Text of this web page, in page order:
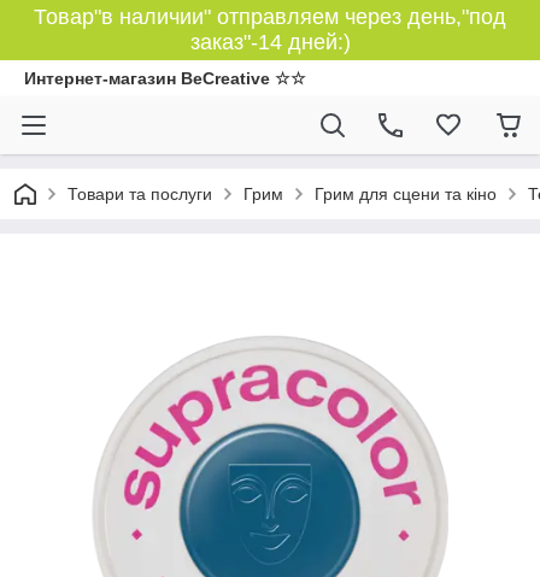
Товар"в наличии" отправляем через день,"под
заказ"-14 дней:)
Интернет-магазин BeCreative ☆☆
Товари та послуги Грим Грим для сцени та кіно